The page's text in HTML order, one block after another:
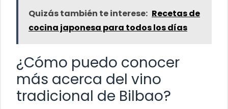
Quizás también te interese: Recetas de
cocina japonesa para todos los días
¿Cómo puedo conocer
más acerca del vino
tradicional de Bilbao?